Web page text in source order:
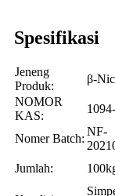
Spesifikasi
Jeneng
Produk:
β-
NOMOR
KAS:
Nomer Batch:
NF-
Jumlah: